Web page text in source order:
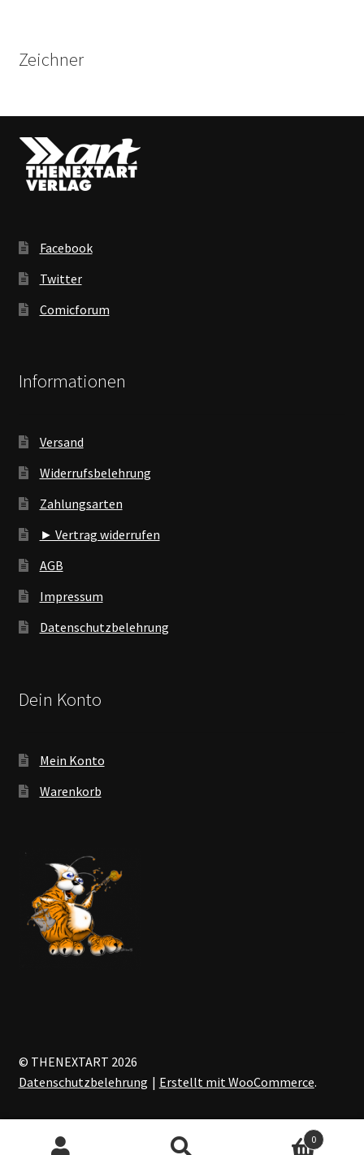
Zeichner
Facebook
Twitter
Comicforum
Informationen
Versand
Widerrufsbelehrung
Zahlungsarten
► Vertrag widerrufen
AGB
Impressum
Datenschutzbelehrung
Dein Konto
Mein Konto
Warenkorb
© THENEXTART 2026
Datenschutzbelehrung
Erstellt mit WooCommerce.
0